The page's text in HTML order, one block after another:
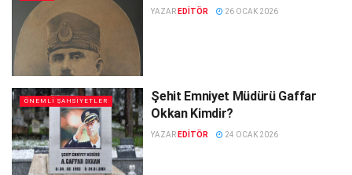
YAZAR EDITÖR 26 OCAK 2026
ÖNEMLI ŞAHSIYETLER
Şehit Emniyet Müdürü Gaffar
Okkan Kimdir?
YAZAR EDITÖR 24 OCAK 2026